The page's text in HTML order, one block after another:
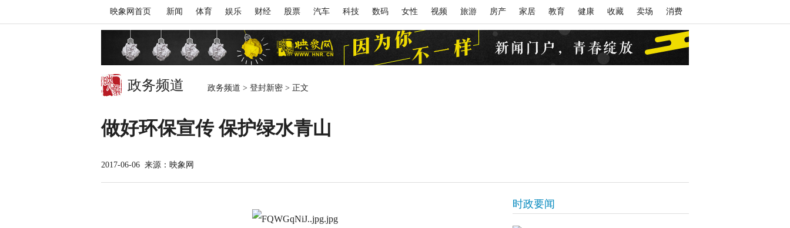
映象网首页 新闻 体育 娱乐 财经 股票 汽车 科技 数码 女性 视频 旅游 房产 家居 教育 健康 收藏 卖场 消费
政务频道 政务频道 > 登封新密 > 正文
做好环保宣传 保护绿水青山
2017-06-06 来源：映象网
时政要闻